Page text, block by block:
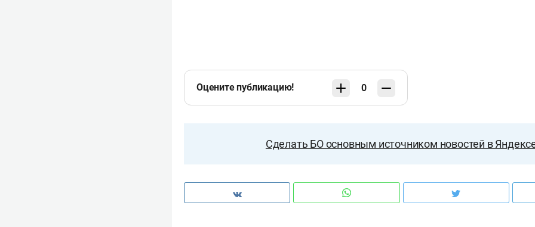
Оцените публикацию! 0
Сделать БО основным источником новостей в